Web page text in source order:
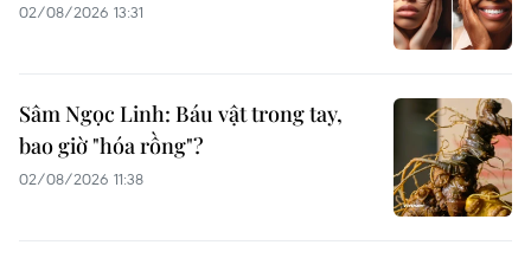
02/08/2026 13:31
Sâm Ngọc Linh: Báu vật trong tay,
bao giờ "hóa rồng"?
02/08/2026 11:38